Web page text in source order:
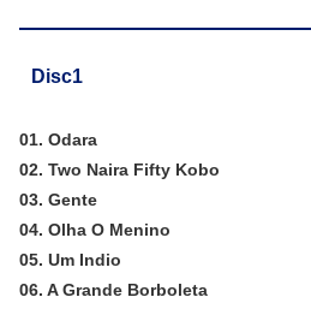
Disc1
01. Odara
02. Two Naira Fifty Kobo
03. Gente
04. Olha O Menino
05. Um Indio
06. A Grande Borboleta